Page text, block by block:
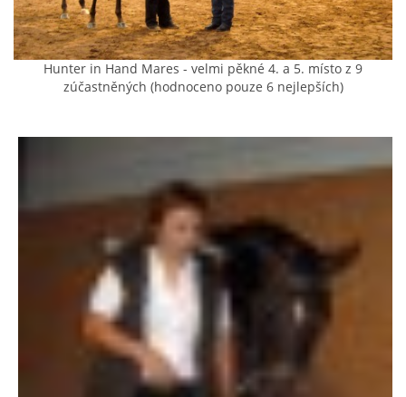
PROBĚHLÉ AKCE
AKCE 2025
AKCE 2026
© 2026 eStránky.cz
Hunter in Hand Mares - velmi pěkné 4. a 5. místo z 9
zúčastněných (hodnoceno pouze 6 nejlepších)